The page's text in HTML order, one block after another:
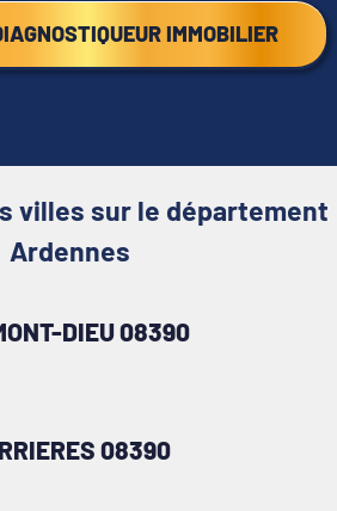
IMMOBILIER
villes sur le département
Ardennes
DIEU 08390
08390